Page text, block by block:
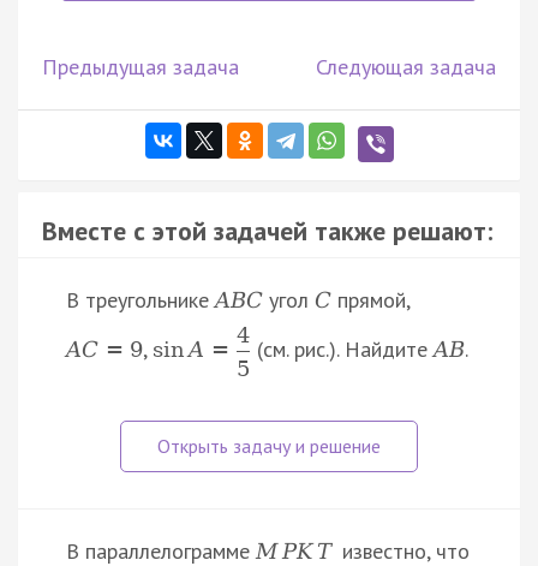
Предыдущая задача Следующая задача
Вместе с этой задачей также решают:
В треугольникеABC угол C прямой,
AC = 9, sin A =
4
5
(см. рис.). НайдитеAB.
В параллелограммеM PK T известно, что